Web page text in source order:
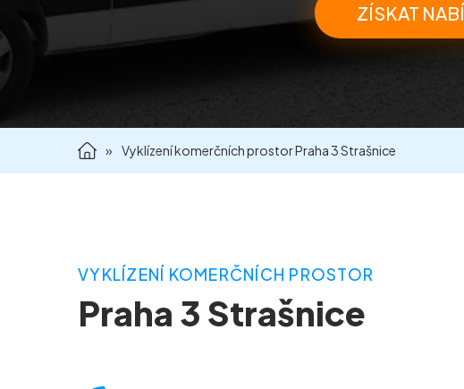
ZÍSKAT
» Vyklízení komerčních prostor Praha 3 Strašnice
VYKLÍZENÍ KOMERČNÍCH PROSTOR
Praha 3 Strašnice